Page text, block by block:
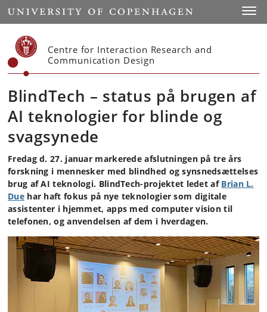
Start
Centre for Interaction Research and
Communication Design
BlindTech – status på brugen af
AI teknologier for blinde og
svagsynede
Fredag d. 27. januar markerede afslutningen på tre års
forskning i mennesker med blindhed og synsnedsættelses
brug af AI teknologi. BlindTech-projektet ledet af Brian L.
Duehar haft fokus på nye teknologier som digitale
assistenter i hjemmet, apps med computer vision til
telefonen, og anvendelsen af dem i hverdagen.